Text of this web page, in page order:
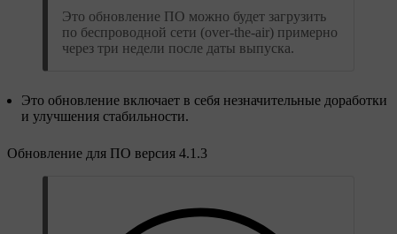
Это обновление ПО можно будет загрузить
по беспроводной сети (over-the-air) примерно
через три недели после даты выпуска.
Это обновление включает в себя незначительные доработки
и улучшения стабильности.
Обновление для ПО версия 4.1.3